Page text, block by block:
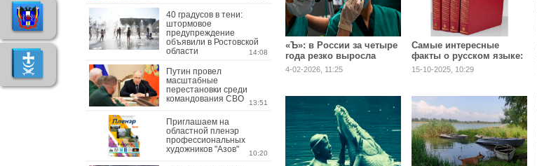
«Ъ»: в России за четыре
года резко выросла
заболеваемость
сифилисом
4-02-2026, 11:25
Самые интересные
факты о русском языке:
три «е», «оь» и 9
согласных подряд
15-10-2025, 10:29
40 градусов в тени:
штормовое
предупреждение
объявили в Ростовской
области
14:08
Путин провел
масштабные
перестановки среди
командования СВО
13:51
Приглашаем на
областной пленэр
профессиональных
художников "Азов"
10:20